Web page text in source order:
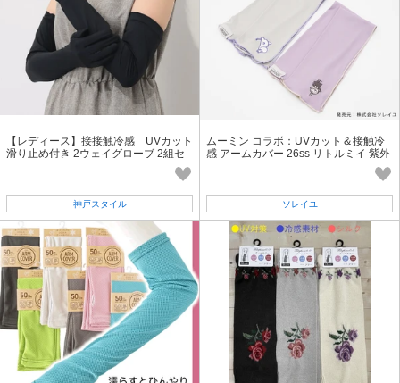
【レディース】接接触冷感 UVカット
滑り止め付き 2ウェイグローブ 2組セ
神戸スタイル
ムーミン コラボ：UVカット＆接触冷
感 アームカバー 26ss リトルミイ 紫外
ソレイユ